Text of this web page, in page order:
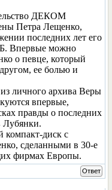
ДЕКОМ
Петра Лещенко,
последних лет его
Впервые можно
о певце, который
ее болью и
личного архива Веры
впервые,
правды о последних
Лубянки.
компакт-диск с
сделанными в 30-е
фирмах Европы.
Ответ